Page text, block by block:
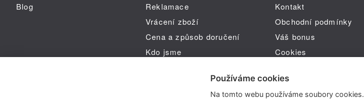
Blog
Reklamace
Vrácení zboží
Cena a způsob doručení
Kdo jsme
Kontakt
Obchodní podmínky
Váš bonus
Cookies
Používáme cookies
Na tomto webu používáme soubory cookies.